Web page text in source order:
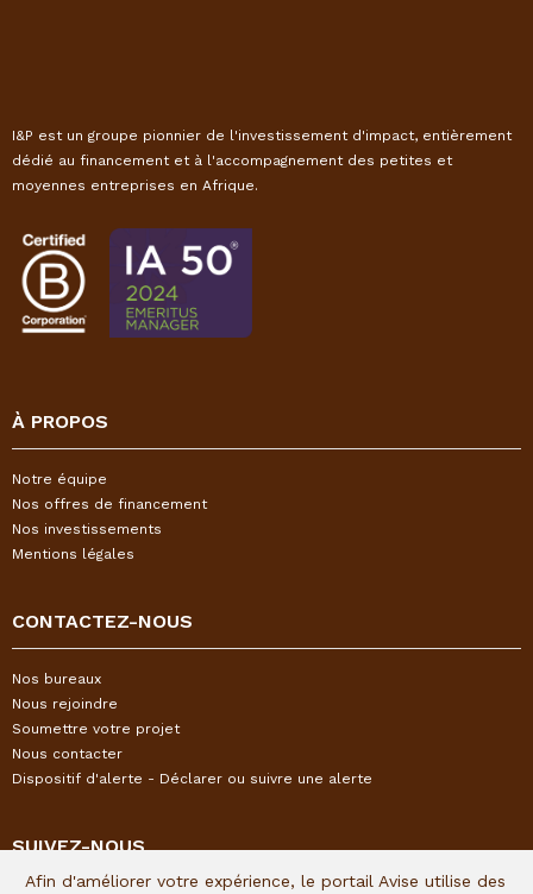
I&P est un groupe pionnier de l'investissement d'impact, entièrement
dédié au financement et à l'accompagnement des petites et
moyennes entreprises en Afrique.
À PROPOS
Notre équipe
Nos offres de financement
Nos investissements
Mentions légales
CONTACTEZ-NOUS
Nos bureaux
Nous rejoindre
Soumettre votre projet
Nous contacter
Dispositif d'alerte - Déclarer ou suivre une alerte
SUIVEZ-NOUS
Afin d'améliorer votre expérience, le portail Avise utilise des